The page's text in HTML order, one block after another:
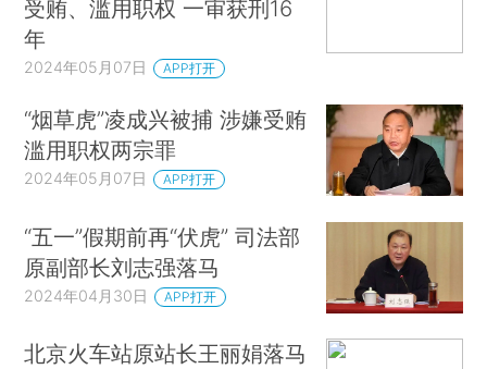
受贿、滥用职权 一审获刑16
年
2024年05月07日 APP打开
“烟草虎”凌成兴被捕 涉嫌受贿
滥用职权两宗罪
2024年05月07日 APP打开
“五一”假期前再“伏虎” 司法部
原副部长刘志强落马
2024年04月30日 APP打开
北京火车站原站长王丽娟落马